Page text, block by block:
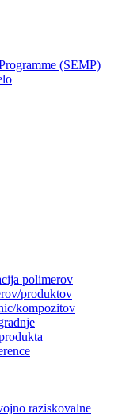
(SEMP)
polimerov
produktov
kompozitov
raziskovalne